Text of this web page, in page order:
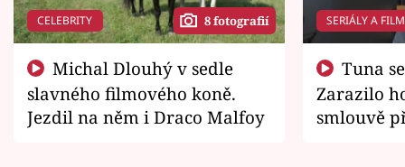
CELEBRITY 8 fotografií
slavného filmového koně.
Jezdil na něm i Draco Malfoy
SERIÁLY A
Zarazilo
smlouvě